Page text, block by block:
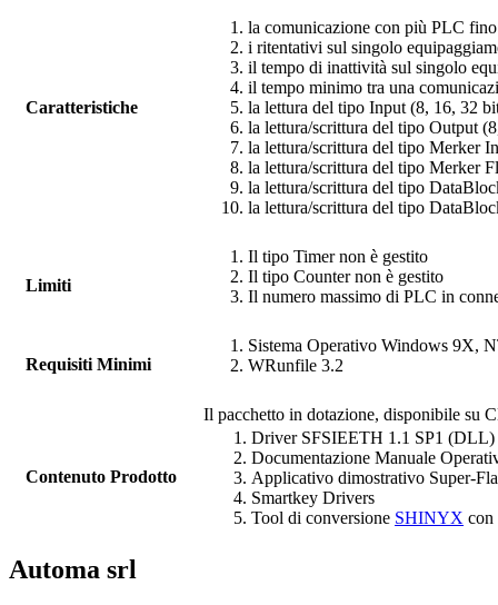
Caratteristiche
la comunicazione con più PLC
i ritentativi sul singolo
il tempo di inattività sul singolo
il tempo minimo tra una
la lettura del tipo Input (8, 16, 32
la lettura/scrittura del tipo Output
la lettura/scrittura del tipo Merker
la lettura/scrittura del tipo Merker
la lettura/scrittura del tipo
la lettura/scrittura del tipo
Limiti
Il tipo Timer non è gestito
Il tipo Counter non è gestito
Il numero massimo di PLC in
Requisiti Minimi
Sistema Operativo Windows 9X,
WRunfile 3.2
Contenuto Prodotto
Il pacchetto in dotazione, disponibile su
Driver SFSIEETH 1.1 SP1 (DLL)
Documentazione Manuale
Applicativo dimostrativo Super-
Smartkey Drivers
Tool di conversione SHINYX con
Automa srl